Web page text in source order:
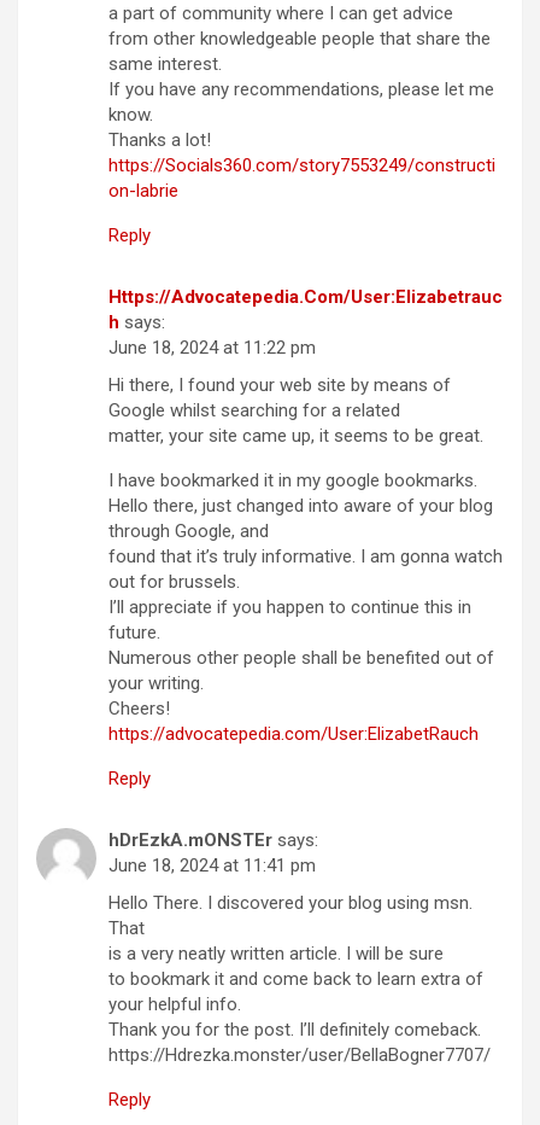
a part of community where I can get advice
from other knowledgeable people that share the
same interest.
If you have any recommendations, please let me
know.
Thanks a lot!
https://Socials360.com/story7553249/constructi
on-labrie
Reply
Https://Advocatepedia.Com/User:Elizabetrauc
h says:
June 18, 2024 at 11:22 pm
Hi there, I found your web site by means of
Google whilst searching for a related
matter, your site came up, it seems to be great.
I have bookmarked it in my google bookmarks.
Hello there, just changed into aware of your blog
through Google, and
found that it’s truly informative. I am gonna watch
out for brussels.
I’ll appreciate if you happen to continue this in
future.
Numerous other people shall be benefited out of
your writing.
Cheers!
https://advocatepedia.com/User:ElizabetRauch
Reply
hDrEzkA.mONSTEr says:
June 18, 2024 at 11:41 pm
Hello There. I discovered your blog using msn.
That
is a very neatly written article. I will be sure
to bookmark it and come back to learn extra of
your helpful info.
Thank you for the post. I’ll definitely comeback.
https://Hdrezka.monster/user/BellaBogner7707/
Reply